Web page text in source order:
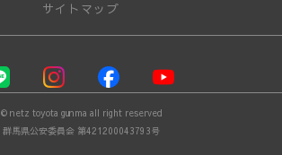
サイトマップ
© netz toyota gunma all right reserved
群馬県公安委員会 第421200043793号